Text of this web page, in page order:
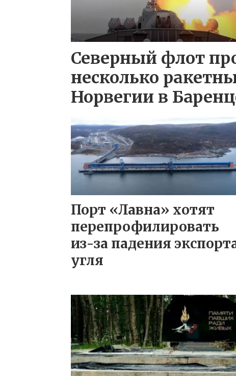
Северный флот
несколько
Норвегии в
Порт «Лавна» хотят
перепрофилировать
из-за падения
угля